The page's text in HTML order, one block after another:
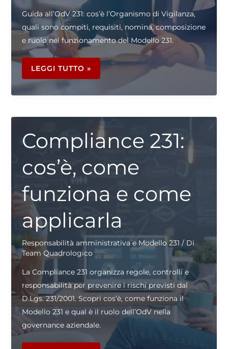
Guida all’OdV 231: cos’è l’Organismo di Vigilanza,
quali sono compiti, requisiti, nomina, composizione
e ruolo nel funzionamento del Modello 231.
ODV
231:
REQUISITI
COMPITI
VIGILANZA
LEGGI TUTTO »
Compliance 231:
cos’è, come
funziona e come
applicarla
Responsabilità amministrativa e Modello 231 / Di
Team Quadrologico
La Compliance 231 organizza regole, controlli e
responsabilità per prevenire i rischi previsti dal
D.Lgs. 231/2001. Scopri cos’è, come funziona il
Modello 231 e qual è il ruolo dell’OdV nella
governance aziendale.
COMPLIANCE